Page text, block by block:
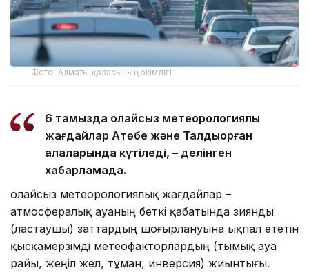
Фото: Алматы қаласының әкімдігі
6 тамызда қолайсыз метеорологиялық
жағдайлар Ақтөбе және Талдықорған
қалаларында күтіледі, – делінген
хабарламада.
Қолайсыз метеорологиялық жағдайлар –
атмосфералық ауаның беткі қабатында зиянды
(ластаушы) заттардың шоғырлануына ықпал ететін
қысқамерзімді метеофакторлардың (тымық ауа
райы, жеңіл жел, тұман, инверсия) жиынтығы.